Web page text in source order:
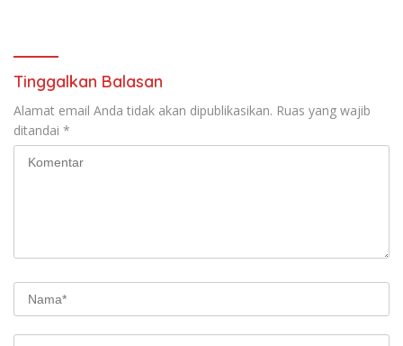
Tinggalkan Balasan
Alamat email Anda tidak akan dipublikasikan. Ruas yang wajib
ditandai *